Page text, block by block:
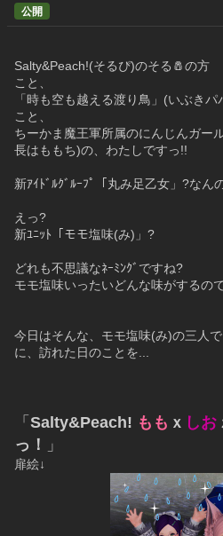
公開
Salty&Peach!(そるぴ)のそる🧂の方
こと、
「時も空も越える渡り鳥」(いぶき
こと、
ちーかま魔王軍所属のにんじんガー
長はももち)の、わたしですっ!!
新ｱｲﾄﾞﾙｸﾞﾙｰﾌﾟ「丸み足乙女」?なん
えっ?
新ﾕﾆｯﾄ「モモ塩味(み)」?
どれも不思議なﾈｰﾐﾝｸﾞですね?
モモ塩味いったいどんな味がするの
今日はそんな、モモ塩味(み)の三人
に、訪れた日のことを...
「 Salty&Peach! もも ｘ しお
っ！
」
扉絵↓